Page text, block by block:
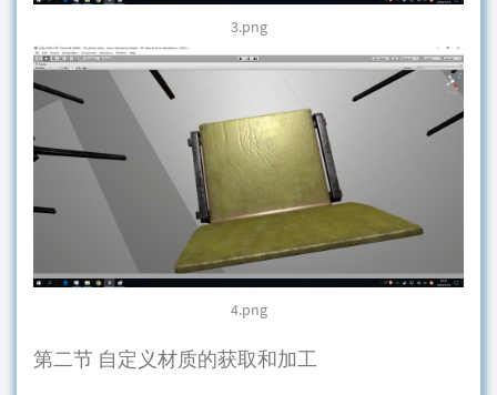
3.png
4.png
第二节 自定义材质的获取和加工